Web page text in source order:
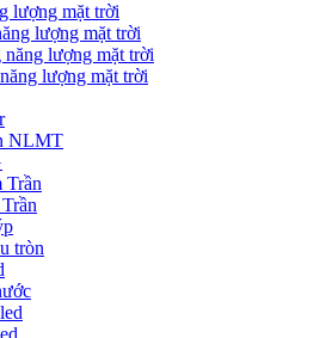
lượng mặt trời
lượng mặt trời
lượng mặt trời
lượng mặt trời
NLMT
tròn